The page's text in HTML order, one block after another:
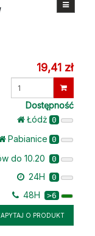
19,41 zł
Dostępność
Łódż 0
Pabianice 0
do 10.20 0
24H 0
48H >6
O PRODUKT